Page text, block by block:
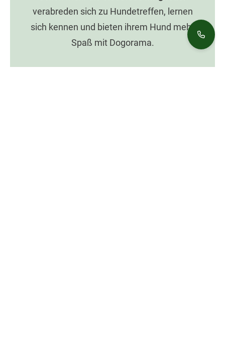
verabreden sich zu Hundetreffen, lernen
sich kennen und bieten ihrem Hund mehr
Spaß mit Dogorama.